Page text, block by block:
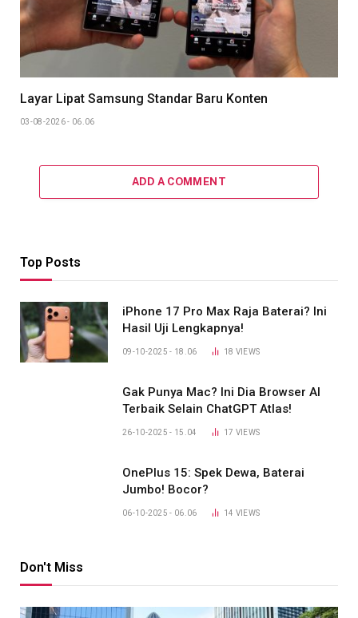
Layar Lipat Samsung Standar Baru Konten
03-08-2026 - 06.06
ADD A COMMENT
Top Posts
iPhone 17 Pro Max Raja Baterai? Ini
Hasil Uji Lengkapnya!
09-10-2025 - 18.06 18 VIEWS
Gak Punya Mac? Ini Dia Browser AI
Terbaik Selain ChatGPT Atlas!
26-10-2025 - 15.04 17 VIEWS
OnePlus 15: Spek Dewa, Baterai
Jumbo! Bocor?
06-10-2025 - 06.06 14 VIEWS
Don't Miss